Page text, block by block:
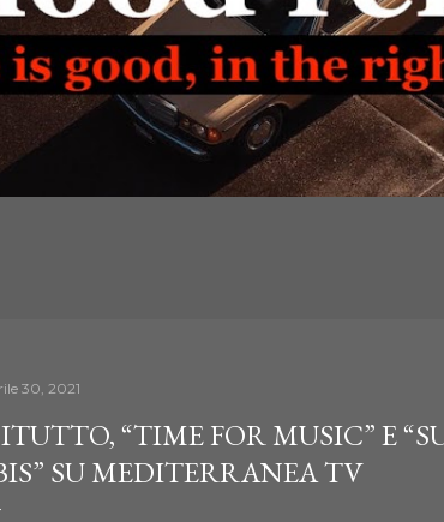
30, 2021
“TIME FOR MUSIC” E
SU MEDITERRANEA TV